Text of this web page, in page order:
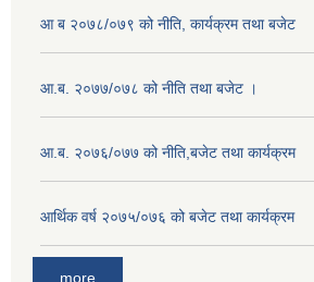
आ ब २०७८/०७९ को नीति, कार्यक्रम तथा बजेट
आ.ब. २०७७/०७८ को नीति तथा बजेट ।
आ.ब. २०७६/०७७ को नीति,बजेट तथा कार्यक्रम
आर्थिक वर्ष २०७५/०७६ को बजेट तथा कार्यक्रम
more